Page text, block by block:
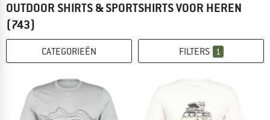
OUTDOOR SHIRTS & SPORTSHIRTS VOOR HEREN
(743)
CATEGORIEËN FILTERS 1